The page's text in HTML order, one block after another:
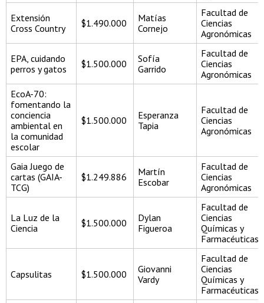
Extensión
Cross Country
$1.490.000
Matías
Cornejo
Facultad de
Ciencias
Agronómicas
EPA, cuidando
perros y gatos
$1.500.000
Sofía
Garrido
Facultad de
Ciencias
Agronómicas
EcoA-70:
fomentando la
conciencia
ambiental en
la comunidad
escolar
$1.500.000
Esperanza
Tapia
Facultad de
Ciencias
Agronómicas
Gaia Juego de
cartas (GAIA-
TCG)
$1.249.886
Martín
Escobar
Facultad de
Ciencias
Agronómicas
La Luz de la
Ciencia
$1.500.000
Dylan
Figueroa
Facultad de
Ciencias
Químicas y
Farmacéuticas
Capsulitas $1.500.000
Giovanni
Vardy
Facultad de
Ciencias
Químicas y
Farmacéuticas